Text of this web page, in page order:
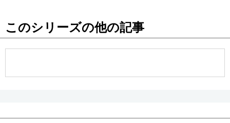
公式SNS
このシリーズの他の記事